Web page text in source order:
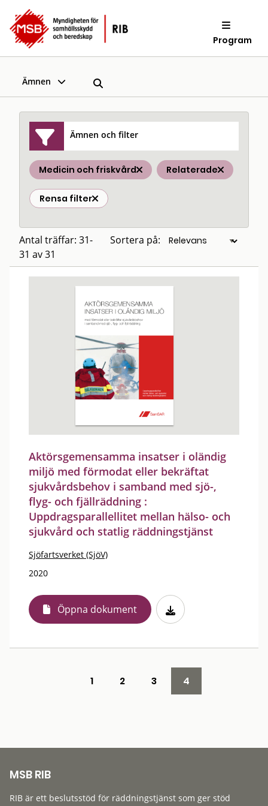
Program
Ämnen
Ämnen och filter
Medicin och friskvård Relaterade
Rensa filter
Antal träffar: 31-
31 av 31
Sortera på:
Aktörsgemensamma insatser i oländig
miljö med förmodat eller bekräftat
sjukvårdsbehov i samband med sjö-,
flyg- och fjällräddning :
Uppdragsparallellitet mellan hälso- och
sjukvård och statlig räddningstjänst
Sjöfartsverket (SjöV)
2020
Öppna dokument
1 2 3 4
MSB RIB
RIB är ett beslutsstöd för räddningstjänst som ger stöd